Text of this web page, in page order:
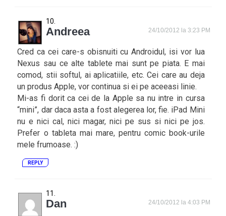
Andreea 24/10/2012 la 3:23 PM
Cred ca cei care-s obisnuiti cu Androidul, isi vor lua
Nexus sau ce alte tablete mai sunt pe piata. E mai
comod, stii softul, ai aplicatiile, etc. Cei care au deja
un produs Apple, vor continua si ei pe aceeasi linie.
Mi-as fi dorit ca cei de la Apple sa nu intre in cursa
“mini”, dar daca asta a fost alegerea lor, fie. iPad Mini
nu e nici cal, nici magar, nici pe sus si nici pe jos.
Prefer o tableta mai mare, pentru comic book-urile
mele frumoase. :)
REPLY
Dan 24/10/2012 la 4:03 PM